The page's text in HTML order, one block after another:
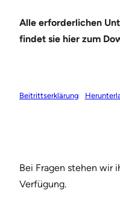
Alle erforderlichen
findet sie hier zum
Beitrittserklärung
Bei Fragen stehen wir
Verfügung.